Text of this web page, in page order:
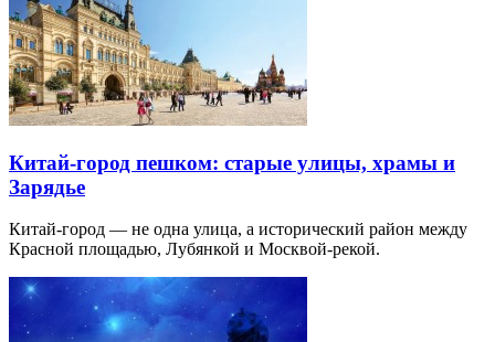
Китай-город пешком: старые улицы, храмы и
Зарядье
Китай-город — не одна улица, а исторический район между
Красной площадью, Лубянкой и Москвой-рекой.